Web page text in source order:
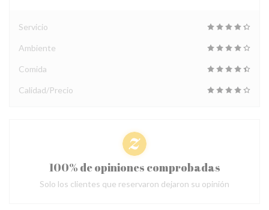
Servicio
Ambiente
Comida
Calidad/Precio
100% de opiniones comprobadas
Solo los clientes que reservaron dejaron su opinión